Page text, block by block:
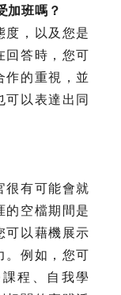
加班嗎？
度，以及您是
回答時，您可
作的重視，並
可以表達出同
很有可能會就
的空檔期間是
可以藉機展示
。例如，您可
程、自我學